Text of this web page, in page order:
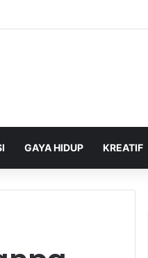
Tiga Penghargaan CCW 2026
GAYA HIDUP KREATIF